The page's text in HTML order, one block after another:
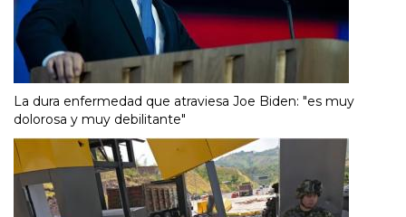
La dura enfermedad que atraviesa Joe Biden: "es muy
dolorosa y muy debilitante"